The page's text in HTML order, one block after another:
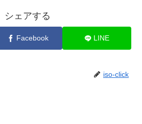
シェアする
Facebook LINE
iso-click